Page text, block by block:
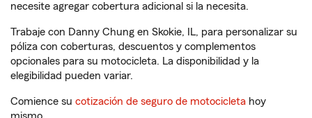
necesite agregar cobertura adicional si la necesita.
Trabaje con Danny Chung en Skokie, IL, para personalizar su
póliza con coberturas, descuentos y complementos
opcionales para su motocicleta. La disponibilidad y la
elegibilidad pueden variar.
Comience su cotización de seguro de motocicleta hoy